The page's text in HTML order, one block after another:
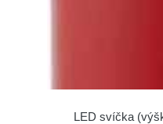
LED svíčka